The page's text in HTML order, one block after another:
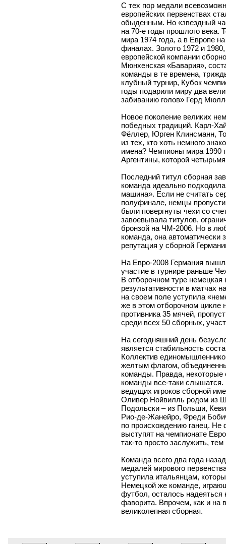
С тех пор медали
европейских первенствах
обыденным. Но «звездный
на 70-е годы прошлого века.
мира 1974 года, а в Европе
финалах. Золото 1972 и
европейской компании
Мюнхенская «Бавария»,
команды в те времена,
клубный турнир, Кубок
годы подарили миру два
забиванию голов» Герд
Новое поколение великих
победных традиций. Карл-
Фёллер, Юрген Клинсманн,
из тех, кто хоть немного
имена? Чемпионы мира 1990
Аргентины, которой
Последний титул сборная
команда идеально
машина». Если не считать
полуфинале, немцы
были повергнуты чехи со
завоевывала титулов,
бронзой на ЧМ-2006. Но в
команда, она автоматически
репутация у сборной
На Евро-2008 Германия
участие в турнире раньше
В отборочном туре немецкая
результативности в матчах
на своем поле уступила
же в этом отборочном цикле
противника 35 мячей,
среди всех 50 сборных,
На сегодняшний день
является стабильность
Коллектив
желтым флагом,
команды. Правда, некоторые
команды все-таки слышатся.
ведущих игроков сборной
Оливер Нойвилль родом из
Подольски – из Польши,
Рио-де-Жанейро, Фреди
по происхождению ганец. Не
выступят на чемпионате
так-то просто заслужить,
Команда всего два года
медалей мирового
уступила итальянцам,
Немецкой же команде,
футбол, осталось надеяться
фаворита. Впрочем, как и на
великолепная сборная.